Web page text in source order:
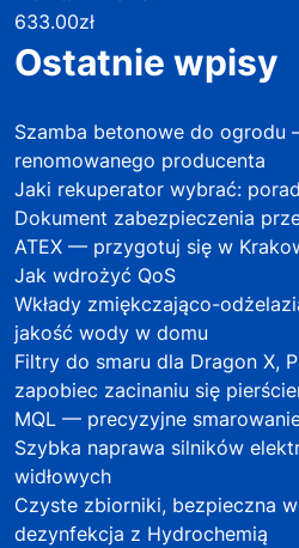
633.00zł
Ostatnie wpisy
Szamba betonowe do ogrodu
renomowanego producenta
Jaki rekuperator wybrać:
Dokument zabezpieczenia
ATEX — przygotuj się w
Jak wdrożyć QoS
Wkłady zmiękczająco-
jakość wody w domu
Filtry do smaru dla Dragon X,
zapobiec zacinaniu się
MQL — precyzyjne
Szybka naprawa silników
widłowych
Czyste zbiorniki, bezpieczna
dezynfekcja z Hydrochemią